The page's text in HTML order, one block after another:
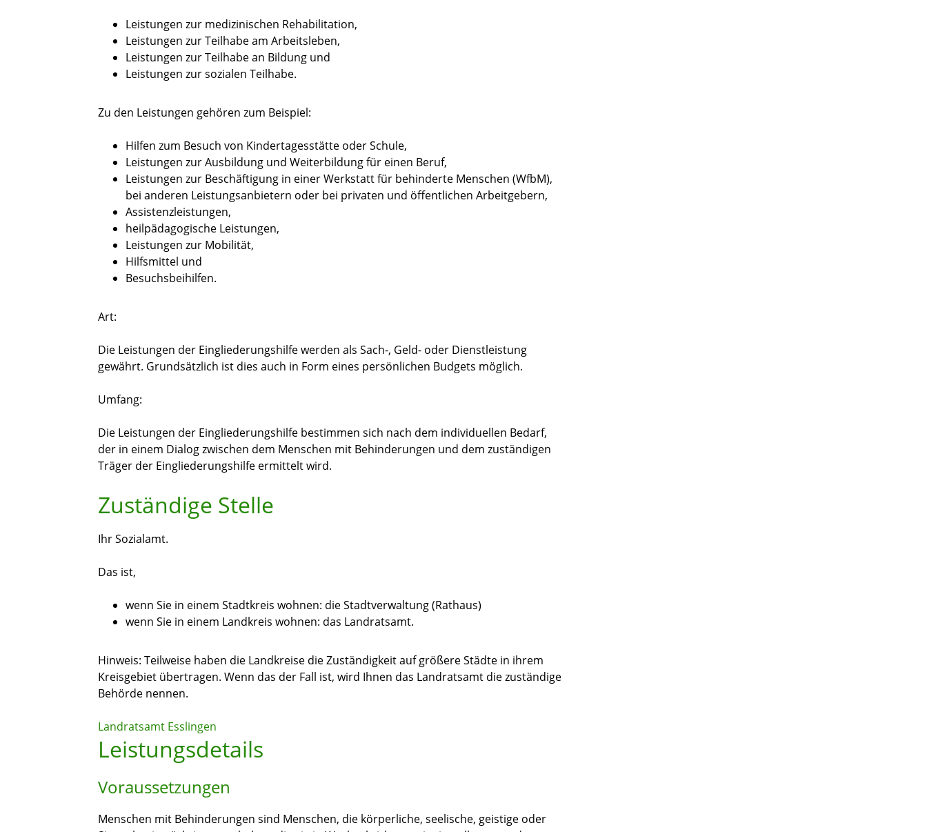
Leistungen zur medizinischen Rehabilitation,
Leistungen zur Teilhabe am Arbeitsleben,
Leistungen zur Teilhabe an Bildung und
Leistungen zur sozialen Teilhabe.
Zu den Leistungen gehören zum Beispiel:
Hilfen zum Besuch von Kindertagesstätte oder Schule,
Leistungen zur Ausbildung und Weiterbildung für einen Beruf,
Leistungen zur Beschäftigung in einer Werkstatt für behinderte Menschen (WfbM),
bei anderen Leistungsanbietern oder bei privaten und öffentlichen Arbeitgebern,
Assistenzleistungen,
heilpädagogische Leistungen,
Leistungen zur Mobilität,
Hilfsmittel und
Besuchsbeihilfen.
Art:
Die Leistungen der Eingliederungshilfe werden als Sach-, Geld- oder Dienstleistung
gewährt. Grundsätzlich ist dies auch in Form eines persönlichen Budgets möglich.
Umfang:
Die Leistungen der Eingliederungshilfe bestimmen sich nach dem individuellen Bedarf,
der in einem Dialog zwischen dem Menschen mit Behinderungen und dem zuständigen
Träger der Eingliederungshilfe ermittelt wird.
Zuständige Stelle
Ihr Sozialamt.
Das ist,
wenn Sie in einem Stadtkreis wohnen: die Stadtverwaltung (Rathaus)
wenn Sie in einem Landkreis wohnen: das Landratsamt.
Hinweis: Teilweise haben die Landkreise die Zuständigkeit auf größere Städte in ihrem
Kreisgebiet übertragen. Wenn das der Fall ist, wird Ihnen das Landratsamt die zuständige
Behörde nennen.
Landratsamt Esslingen
Leistungsdetails
Voraussetzungen
Menschen mit Behinderungen sind Menschen, die körperliche, seelische, geistige oder